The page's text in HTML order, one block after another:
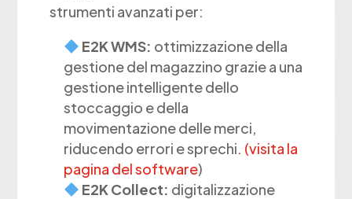
strumenti avanzati per:
E2K WMS: ottimizzazione della
gestione del magazzino grazie a una
gestione intelligente dello
stoccaggio e della
movimentazione delle merci,
riducendo errori e sprechi. (visita la
pagina del software)
E2K Collect: digitalizzazione